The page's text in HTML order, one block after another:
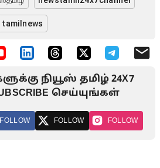
tamilnews
நியூஸ் தமிழ் 24X7
செய்யுங்கள்
FOLLOW FOLLOW FOLLOW